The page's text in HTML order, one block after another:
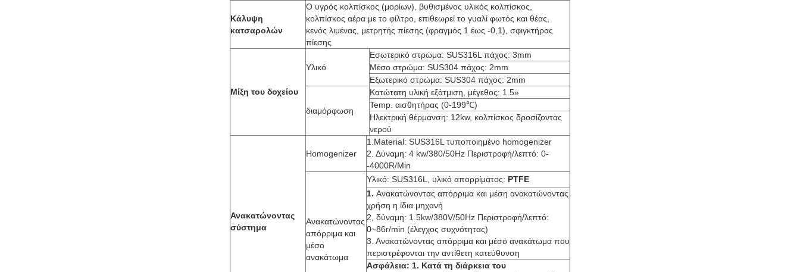
Κάλυψη
κατσαρολών
Ο υγρός κολπίσκος (μορίων), βυθισμένος υλικός κολπίσκος,
κολπίσκος αέρα με το φίλτρο, επιθεωρεί το γυαλί φωτός και θέας,
κενός λιμένας, μετρητής πίεσης (φραγμός 1 έως -0,1), σφιγκτήρας
πίεσης
Μίξη του δοχείου
Υλικό
Εσωτερικό στρώμα: SUS316L πάχος: 3mm
Μέσο στρώμα: SUS304 πάχος: 2mm
Εξωτερικό στρώμα: SUS304 πάχος: 2mm
διαμόρφωση
Κατώτατη υλική εξάτμιση, μέγεθος: 1.5»
Temp. αισθητήρας (0-199℃)
Ηλεκτρική θέρμανση: 12kw, κολπίσκος δροσίζοντας
νερού
Ανακατώνοντας
σύστημα
Homogenizer
1.Material: SUS316L τυποποιημένο homogenizer
2. Δύναμη: 4 kw/380/50Hz Περιστροφή/λεπτό: 0-
-4000R/Min
Ανακατώνοντας
απόρριμα και
μέσο
ανακάτωμα
Υλικό: SUS316L, υλικό απορρίματος: PTFE
1. Ανακατώνοντας απόρριμα και μέση ανακατώνοντας
χρήση η ίδια μηχανή
2, δύναμη: 1.5kw/380V/50Hz Περιστροφή/λεπτό:
0~86r/min (έλεγχος συχνότητας)
3. Ανακατώνοντας απόρριμα και μέσο ανακάτωμα που
περιστρέφονται την αντίθετη κατεύθυνση
Ασφάλεια: 1. Κατά τη διάρκεια του